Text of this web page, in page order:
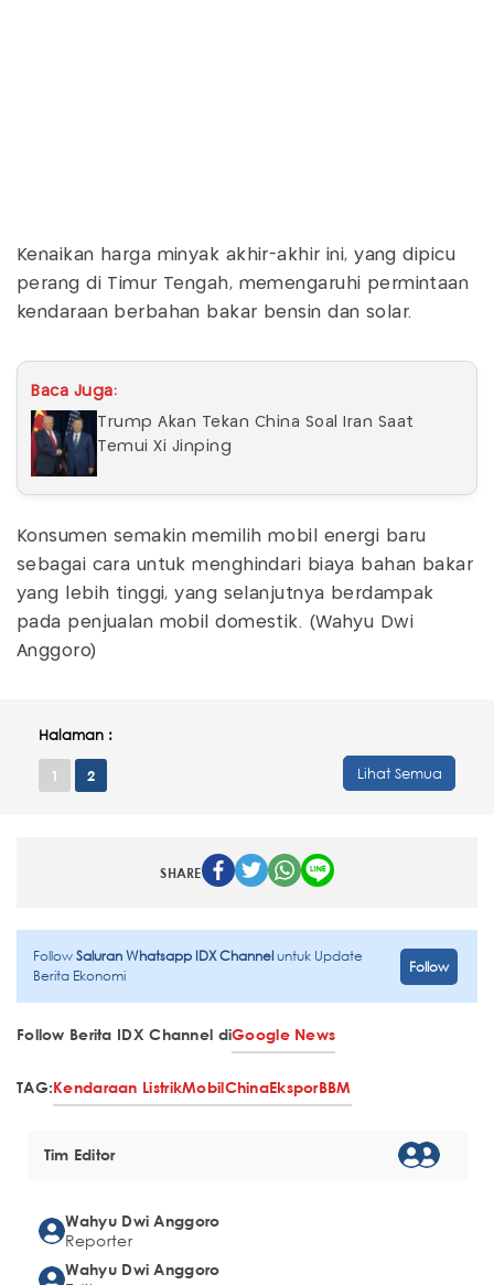
Kenaikan harga minyak akhir-akhir ini, yang dipicu
perang di Timur Tengah, memengaruhi permintaan
kendaraan berbahan bakar bensin dan solar.
Baca Juga:
Trump Akan Tekan China Soal Iran Saat
Temui Xi Jinping
Konsumen semakin memilih mobil energi baru
sebagai cara untuk menghindari biaya bahan bakar
yang lebih tinggi, yang selanjutnya berdampak
pada penjualan mobil domestik. (Wahyu Dwi
Anggoro)
Halaman :
1 2 Lihat Semua
SHARE
FollowSaluran Whatsapp IDX Channeluntuk Update
Berita Ekonomi
Follow
Follow Berita IDX Channel diGoogle News
TAG:Kendaraan ListrikMobilChinaEksporBBM
Tim Editor
Wahyu Dwi Anggoro
Reporter
Wahyu Dwi Anggoro